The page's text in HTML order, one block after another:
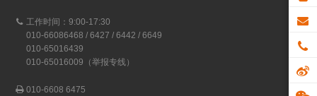
工作时间：9:00-17:30
010-66086468 / 6427 / 6442 / 6649
010-65016439
010-65016009（举报专线）
010-6608 6475